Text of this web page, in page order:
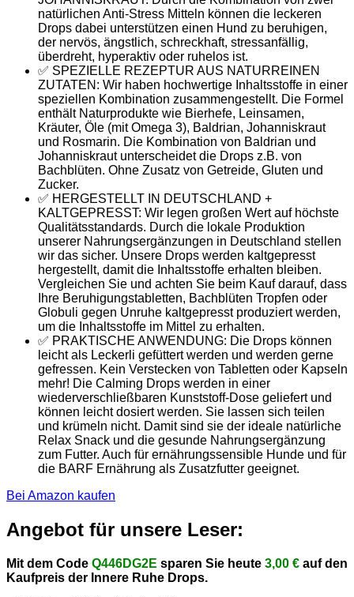
natürlichen Anti-Stress Mitteln können die leckeren
Drops dabei unterstützen einen Hund zu beruhigen,
der nervös, ängstlich, schreckhaft, stressanfällig,
überdreht, hyperaktiv oder ruhelos ist.
✅ SPEZIELLE REZEPTUR AUS NATURREINEN
ZUTATEN: Wir haben hochwertige Inhaltsstoffe in einer
speziellen Kombination zusammengestellt. Die Formel
enthält Naturprodukte wie Bierhefe, Leinsamen,
Kräuter, Öle (mit Omega 3), Baldrian, Johanniskraut
und Rosmarin. Die Kombination von Baldrian und
Johanniskraut unterscheidet die Drops z.B. von
Bachblüten. Ohne Zusatz von Getreide, Gluten und
Zucker.
✅ HERGESTELLT IN DEUTSCHLAND +
KALTGEPRESST: Wir legen großen Wert auf höchste
Qualitätsstandards. Durch die lokale Produktion
unserer Nahrungsergänzungen in Deutschland stellen
wir das sicher. Unsere Drops werden kaltgepresst
hergestellt, damit die Inhaltsstoffe erhalten bleiben.
Vergleichen Sie und achten Sie beim Kauf darauf, dass
Ihre Beruhigungstabletten, Bachblüten Tropfen oder
Globuli gegen Unruhe kaltgepresst produziert werden,
um die Inhaltsstoffe im Mittel zu erhalten.
✅ PRAKTISCHE ANWENDUNG: Die Drops können
leicht als Leckerli gefüttert werden und werden gerne
gefressen. Kein Verstecken von Tabletten oder Kapseln
mehr! Die Calming Drops werden in einer
wiederverschließbaren Kunststoff-Dose geliefert und
können leicht dosiert werden. Sie lassen sich teilen
und krümeln nicht. Damit sind sie der ideale natürliche
Relax Snack und die gesunde Nahrungsergänzung
zum Futter. Auch für ernährungssensible Hunde und für
die BARF Ernährung als Zusatzfutter geeignet.
Bei Amazon kaufen
Angebot für unsere Leser:
Mit dem Code Q446DG2E sparen Sie heute 3,00 € auf den
Kaufpreis der Innere Ruhe Drops.